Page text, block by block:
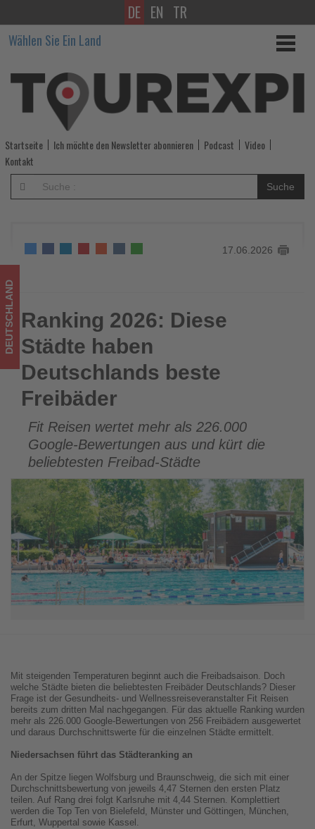
Ranking
2026:
Diese
Städte
haben
Deutschlands
beste
Wissen,
was
im
Tourismus
los
ist!
DE EN TR
Wählen Sie Ein Land
Startseite Ich möchte den Newsletter abonnieren Podcast
Video
Kontakt
Suche
17.06.2026
Ranking 2026: Diese Städte haben Deutschlands beste
Freibäder
DEUTSCHLAND Ranking 2026: Diese
Städte haben
Deutschlands beste
Freibäder
Fit Reisen wertet mehr als 226.000
Google-Bewertungen aus und kürt die
beliebtesten Freibad-Städte
Mit steigenden Temperaturen beginnt auch die Freibadsaison. Doch
welche Städte bieten die beliebtesten Freibäder Deutschlands? Dieser
Frage ist der Gesundheits- und Wellnessreiseveranstalter Fit Reisen
bereits zum dritten Mal nachgegangen. Für das aktuelle Ranking wurden
mehr als 226.000 Google-Bewertungen von 256 Freibädern ausgewertet
und daraus Durchschnittswerte für die einzelnen Städte ermittelt.
Niedersachsen führt das Städteranking an
An der Spitze liegen Wolfsburg und Braunschweig, die sich mit einer
Durchschnittsbewertung von jeweils 4,47 Sternen den ersten Platz
teilen. Auf Rang drei folgt Karlsruhe mit 4,44 Sternen. Komplettiert
werden die Top Ten von Bielefeld, Münster und Göttingen, München,
Erfurt, Wuppertal sowie Kassel.